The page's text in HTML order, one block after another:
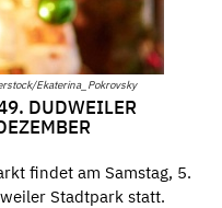
Ekaterina_Pokrovsky
DUDWEILER
findet am Samstag, 5.
Stadtpark statt.